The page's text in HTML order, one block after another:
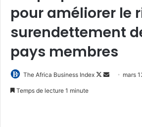
pour améliorer le
surendettement
pays membres
The Africa Business Index
Follow
Envoyermars
Temps de lecture 1 minute